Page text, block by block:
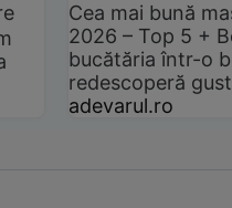
Cea mai bună
2026 – Top 5 +
bucătăria într-o
redescoperă
adevarul.ro